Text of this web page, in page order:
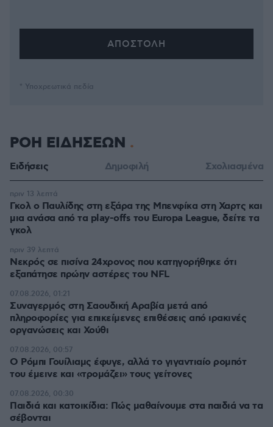
* Υποχρεωτικά πεδία
ΡΟΗ ΕΙΔΗΣΕΩΝ
Ειδήσεις Δημοφιλή Σχολιασμένα
Γκολ ο Παυλίδης στη εξάρα της Μπενφίκα στη Χαρτς και
μια ανάσα από τα play-offs του Europa League, δείτε τα
γκολ
πριν 13 λεπτά
Νεκρός σε πισίνα 24χρονος που κατηγορήθηκε ότι
εξαπάτησε πρώην αστέρες του NFL
πριν 39 λεπτά
Συναγερμός στη Σαουδική Αραβία μετά από
πληροφορίες για επικείμενες επιθέσεις από ιρακινές
οργανώσεις και Χούθι
07.08.2026, 01:21
Ο Ρόμπι Γουίλιαμς έφυγε, αλλά το γιγαντιαίο ρομπότ
του έμεινε και «τρομάζει» τους γείτονες
07.08.2026, 00:57
Παιδιά και κατοικίδια: Πώς μαθαίνουμε στα παιδιά να τα
σέβονται
07.08.2026, 00:30